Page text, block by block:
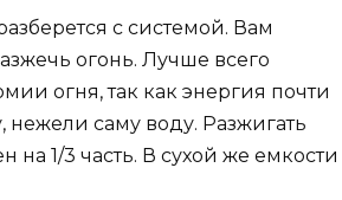
с системой. Вам
огонь. Лучше всего
огня, так как энергия почти
нежели саму воду. Разжигать
на 1/3 часть. В сухой же емкости